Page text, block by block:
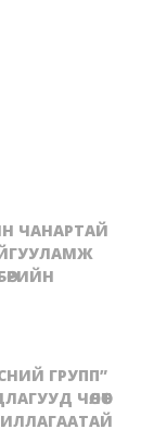
ЧАНАРТАЙ
ГРУПП”
ЧӨЛӨӨТ